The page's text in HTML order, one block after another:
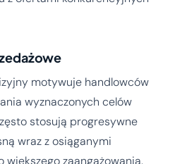
motywuje handlowców
wyznaczonych celów
stosują progresywne
wraz z osiąganymi
zaangażowania.